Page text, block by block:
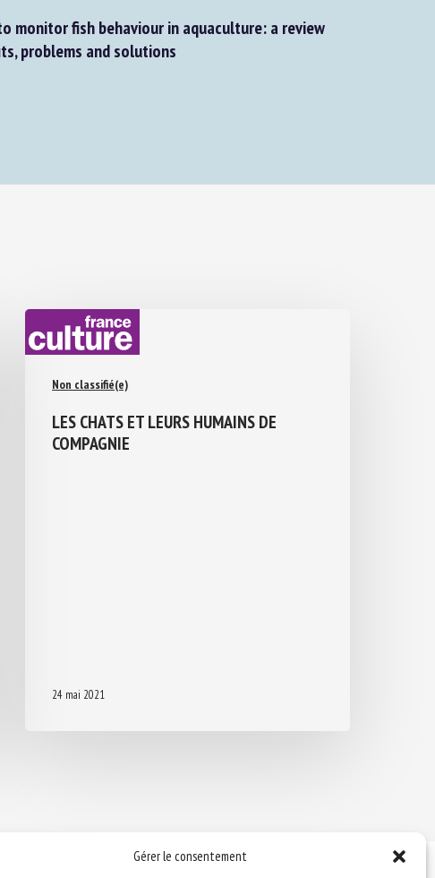
Gérer le consentement
monitor fish behaviour in aquaculture: a review
problems and solutions
Non classifié(e)
LES CHATS ET LEURS HUMAINS DE
COMPAGNIE
24 mai 2021